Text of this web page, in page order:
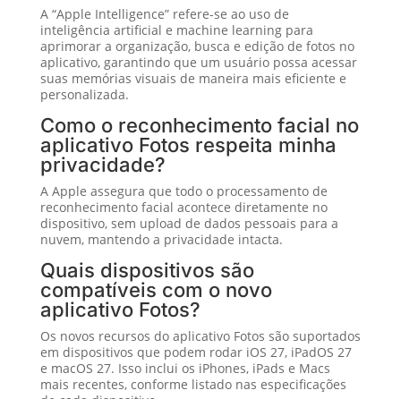
A “Apple Intelligence” refere-se ao uso de
inteligência artificial e machine learning para
aprimorar a organização, busca e edição de fotos no
aplicativo, garantindo que um usuário possa acessar
suas memórias visuais de maneira mais eficiente e
personalizada.
Como o reconhecimento facial no
aplicativo Fotos respeita minha
privacidade?
A Apple assegura que todo o processamento de
reconhecimento facial acontece diretamente no
dispositivo, sem upload de dados pessoais para a
nuvem, mantendo a privacidade intacta.
Quais dispositivos são
compatíveis com o novo
aplicativo Fotos?
Os novos recursos do aplicativo Fotos são suportados
em dispositivos que podem rodar iOS 27, iPadOS 27
e macOS 27. Isso inclui os iPhones, iPads e Macs
mais recentes, conforme listado nas especificações